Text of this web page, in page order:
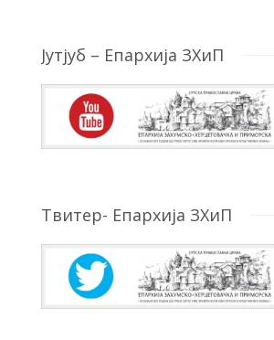
Јутјуб – Епархија ЗХиП
Твитер- Епархија ЗХиП